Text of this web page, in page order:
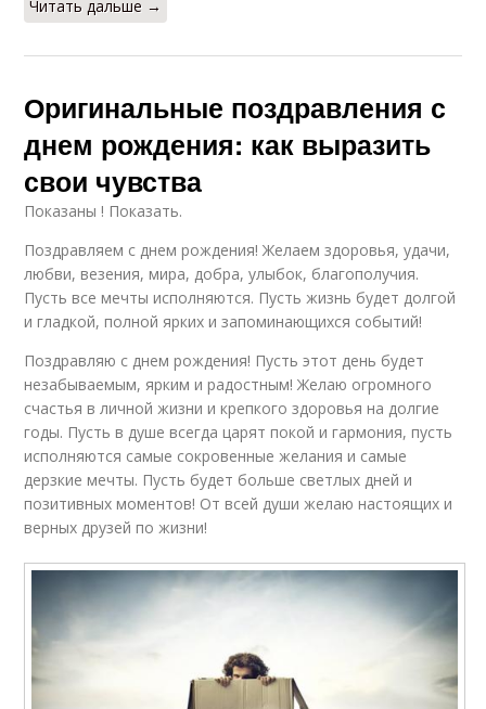
Читать дальше →
Оригинальные поздравления с
днем рождения: как выразить
свои чувства
Показаны ! Показать.
Поздравляем с днем рождения! Желаем здоровья, удачи,
любви, везения, мира, добра, улыбок, благополучия.
Пусть все мечты исполняются. Пусть жизнь будет долгой
и гладкой, полной ярких и запоминающихся событий!
Поздравляю с днем рождения! Пусть этот день будет
незабываемым, ярким и радостным! Желаю огромного
счастья в личной жизни и крепкого здоровья на долгие
годы. Пусть в душе всегда царят покой и гармония, пусть
исполняются самые сокровенные желания и самые
дерзкие мечты. Пусть будет больше светлых дней и
позитивных моментов! От всей души желаю настоящих и
верных друзей по жизни!